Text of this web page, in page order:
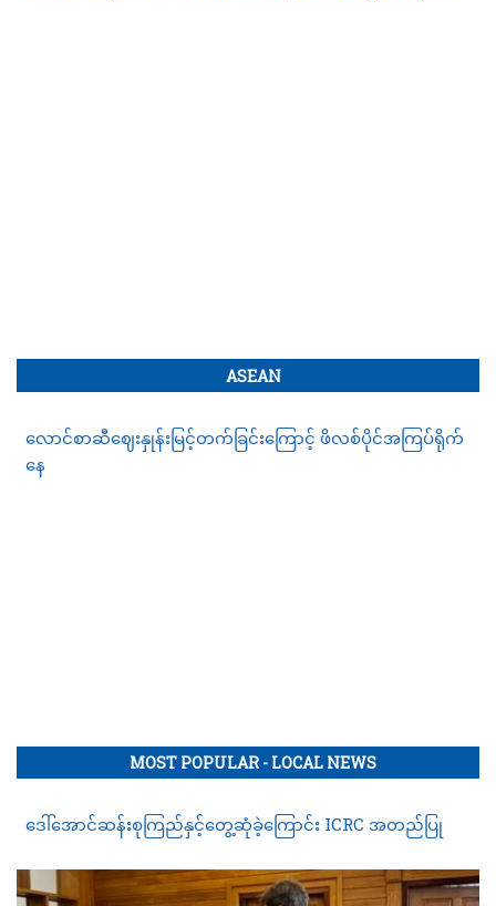
ASEAN
လောင်စာဆီဈေးနှုန်းမြင့်တက်ခြင်းကြောင့် ဖိလစ်ပိုင်အကြပ်ရိုက်
နေ
MOST POPULAR - LOCAL NEWS
ဒေါ်အောင်ဆန်းစုကြည်နှင့်တွေ့ဆုံခဲ့ကြောင်း ICRC အတည်ပြု